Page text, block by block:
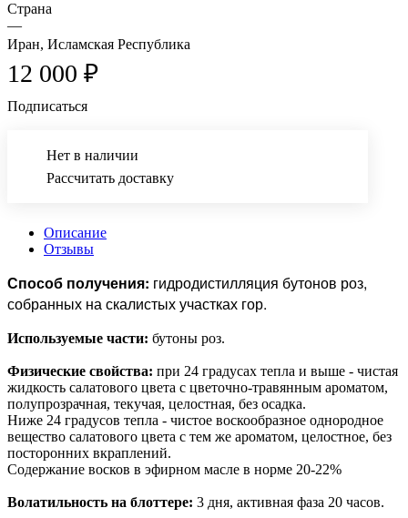
Страна
—
Иран, Исламская Республика
12 000 ₽
Подписаться
Нет в наличии
Рассчитать доставку
Описание
Отзывы
Способ получения: гидродистилляция бутонов роз,
собранных на скалистых участках гор.
Используемые части: бутоны роз.
Физические свойства: при 24 градусах тепла и выше - чистая
жидкость салатового цвета с цветочно-травянным ароматом,
полупрозрачная, текучая, целостная, без осадка.
Ниже 24 градусов тепла - чистое воскообразное однородное
вещество салатового цвета с тем же ароматом, целостное, без
посторонних вкраплений.
Содержание восков в эфирном масле в норме 20-22%
Волатильность на блоттере: 3 дня, активная фаза 20 часов.